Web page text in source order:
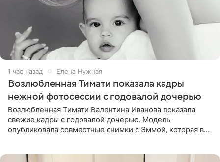
1 час назад Елена Нужная
Возлюбленная Тимати показала кадры
нежной фотосессии с годовалой дочерью
Возлюбленная Тимати Валентина Иванова показала
свежие кадры с годовалой дочерью. Модель
опубликовала совместные снимки с Эммой, которая в